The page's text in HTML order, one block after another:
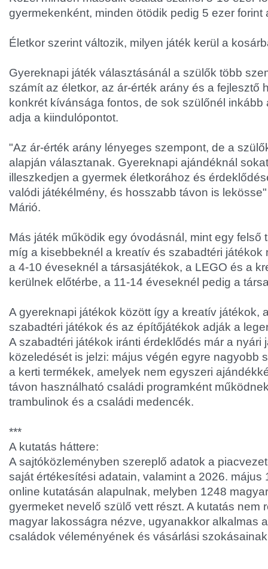
gyermekenként, minden ötödik pedig 5 ezer forint
Életkor szerint változik, milyen játék kerül a
Gyereknapi játék választásánál a szülők több
számít az életkor, az ár-érték arány és a fejlesztő
konkrét kívánsága fontos, de sok szülőnél inkább
adja a kiindulópontot.
"Az ár-érték arány lényeges szempont, de a
alapján választanak. Gyereknapi ajándéknál
illeszkedjen a gyermek életkorához és
valódi játékélmény, és hosszabb távon is
Márió.
Más játék működik egy óvodásnál, mint egy felső
míg a kisebbeknél a kreatív és szabadtéri játékok
a 4-10 éveseknél a társasjátékok, a LEGO és a
kerülnek előtérbe, a 11-14 éveseknél pedig a
A gyereknapi játékok között így a kreatív játékok,
szabadtéri játékok és az építőjátékok adják a
A szabadtéri játékok iránti érdeklődés már a nyári
közeledését is jelzi: május végén egyre nagyobb
a kerti termékek, amelyek nem egyszeri
távon használható családi programként
trambulinok és a családi medencék.
***
A kutatás háttere:
A sajtóközleményben szereplő adatok a
saját értékesítési adatain, valamint a 2026. május
online kutatásán alapulnak, melyben 1248
gyermeket nevelő szülő vett részt. A kutatás nem
magyar lakosságra nézve, ugyanakkor alkalmas
családok véleményének és vásárlási